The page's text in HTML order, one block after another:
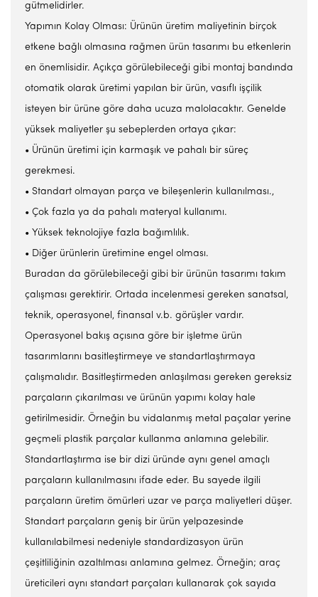
gütmelidirler.
Yapımın Kolay Olması: Ürünün üretim maliyetinin birçok
etkene bağlı olmasına rağmen ürün tasarımı bu etkenlerin
en önemlisidir. Açıkça görülebileceği gibi montaj bandında
otomatik olarak üretimi yapılan bir ürün, vasıflı işçilik
isteyen bir ürüne göre daha ucuza malolacaktır. Genelde
yüksek maliyetler şu sebeplerden ortaya çıkar:
• Ürünün üretimi için karmaşık ve pahalı bir süreç
gerekmesi.
• Standart olmayan parça ve bileşenlerin kullanılması.,
• Çok fazla ya da pahalı materyal kullanımı.
• Yüksek teknolojiye fazla bağımlılık.
• Diğer ürünlerin üretimine engel olması.
Buradan da görülebileceği gibi bir ürünün tasarımı takım
çalışması gerektirir. Ortada incelenmesi gereken sanatsal,
teknik, operasyonel, finansal v.b. görüşler vardır.
Operasyonel bakış açısına göre bir işletme ürün
tasarımlarını basitleştirmeye ve standartlaştırmaya
çalışmalıdır. Basitleştirmeden anlaşılması gereken gereksiz
parçaların çıkarılması ve ürünün yapımı kolay hale
getirilmesidir. Örneğin bu vidalanmış metal paçalar yerine
geçmeli plastik parçalar kullanma anlamına gelebilir.
Standartlaştırma ise bir dizi üründe aynı genel amaçlı
parçaların kullanılmasını ifade eder. Bu sayede ilgili
parçaların üretim ömürleri uzar ve parça maliyetleri düşer.
Standart parçaların geniş bir ürün yelpazesinde
kullanılabilmesi nedeniyle standardizasyon ürün
çeşitliliğinin azaltılması anlamına gelmez. Örneğin; araç
üreticileri aynı standart parçaları kullanarak çok sayıda